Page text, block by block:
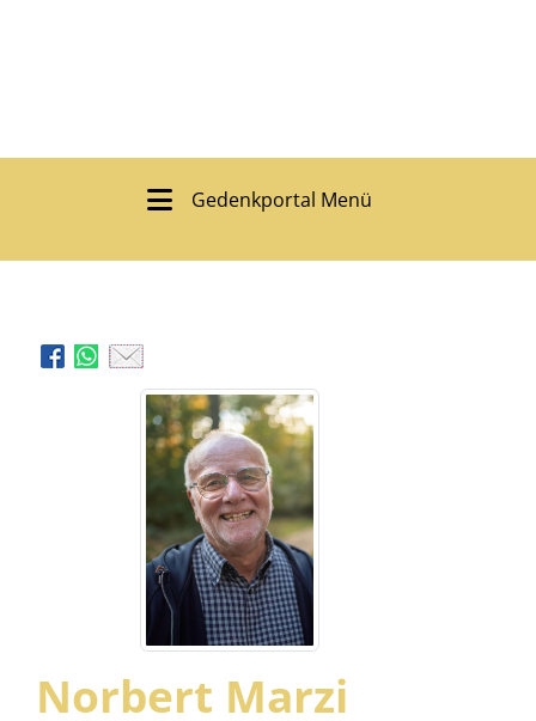
Gedenkportal Menü
Norbert Marzi